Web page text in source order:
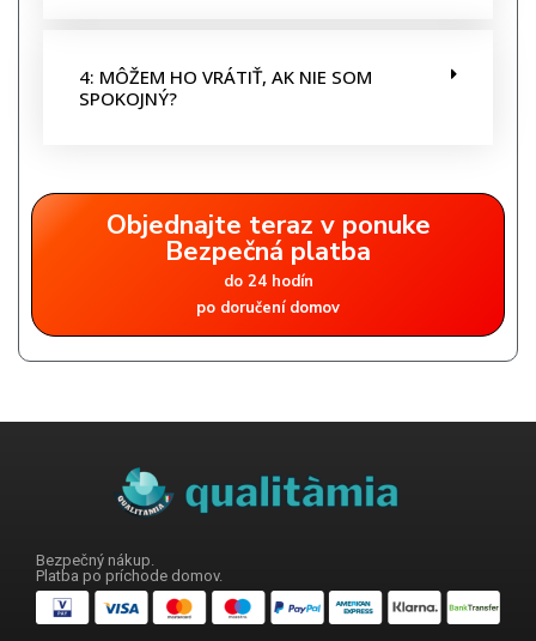
4: MÔŽEM HO VRÁTIŤ, AK NIE SOM
SPOKOJNÝ?
Objednajte teraz v ponuke
Bezpečná platba
do 24 hodín
po doručení domov
Bezpečný nákup.
Platba po príchode domov.